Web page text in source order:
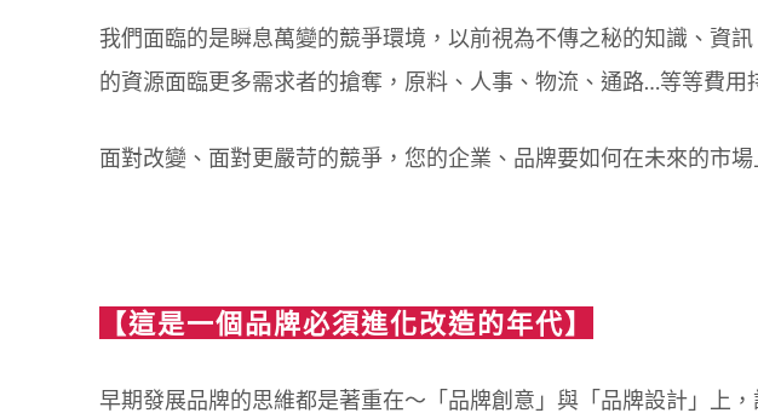
我們面臨的是瞬息萬變的競爭環境，以前視為不傳之秘的知識、資
的資源面臨更多需求者的搶奪，原料、人事、物流、通路…等等費用
面對改變、面對更嚴苛的競爭，您的企業、品牌要如何在未來的市
【這是一個品牌必須進化改造的年代】
早期發展品牌的思維都是著重在～「品牌創意」與「品牌設計」上